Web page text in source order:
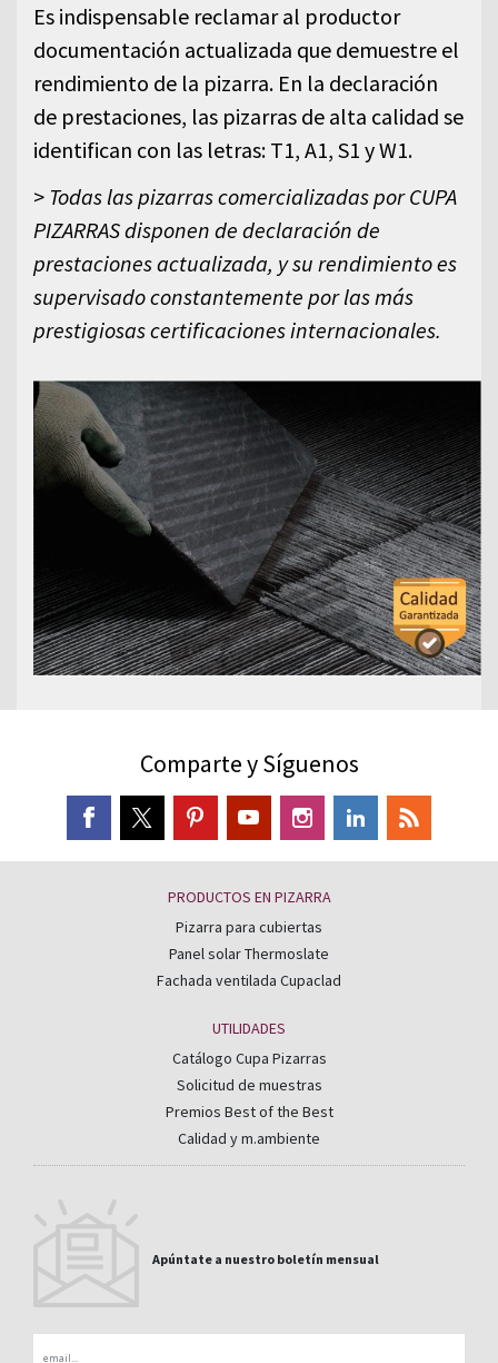
Es indispensable reclamar al productor
documentación actualizada que demuestre el
rendimiento de la pizarra. En la declaración
de prestaciones, las pizarras de alta calidad se
identifican con las letras: T1, A1, S1 y W1.
> Todas las pizarras comercializadas por CUPA
PIZARRAS disponen de declaración de
prestaciones actualizada, y su rendimiento es
supervisado constantemente por las más
prestigiosas certificaciones internacionales.
Comparte y Síguenos
PRODUCTOS EN PIZARRA
Pizarra para cubiertas
Panel solar Thermoslate
Fachada ventilada Cupaclad
UTILIDADES
Catálogo Cupa Pizarras
Solicitud de muestras
Premios Best of the Best
Calidad y m.ambiente
Apúntate a nuestro boletín mensual